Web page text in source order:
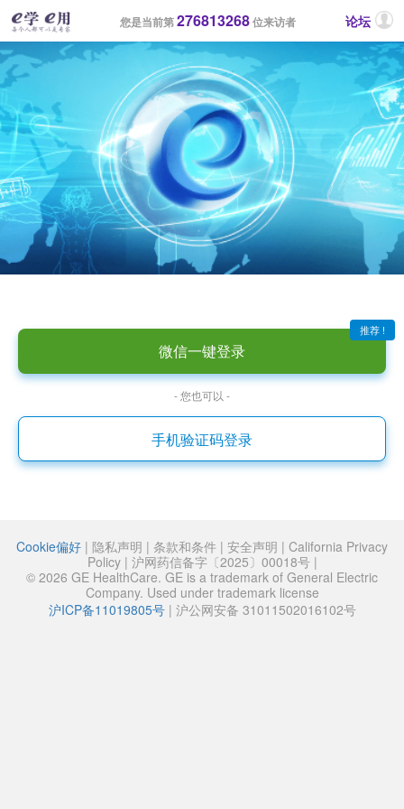
您是当前第276813268位来访者 论坛
推荐 !
微信一键登录
- 您也可以 -
手机验证码登录
Cookie偏好 | 隐私声明 | 条款和条件 | 安全声明 | California Privacy
Policy| 沪网药信备字〔2025〕00018号|
© 2026 GE HealthCare. GE is a trademark of General Electric
Company. Used under trademark license
沪ICP备11019805号| 沪公网安备 31011502016102号